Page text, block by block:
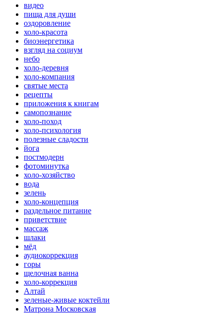
видео
пища для души
оздоровление
холо-красота
биоэнергетика
взгляд на социум
небо
холо-деревня
холо-компания
святые места
рецепты
приложения к книгам
самопознание
холо-поход
холо-психология
полезные сладости
йога
постмодерн
фотоминутка
холо-хозяйство
вода
зелень
холо-концепция
раздельное питание
приветствие
массаж
шлаки
мёд
аудиокоррекция
горы
щелочная ванна
холо-коррекция
Алтай
зеленые-живые коктейли
Матрона Московская